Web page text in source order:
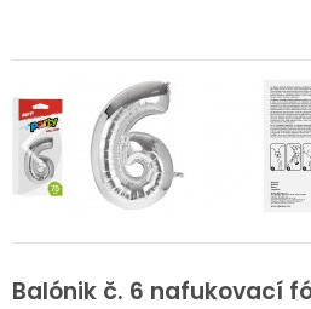
Balónik č. 6 nafukovací